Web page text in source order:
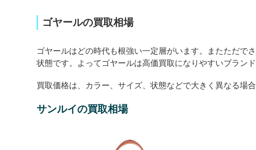
ゴヤールの買取相場
ゴヤールはどの時代も根強い一定層がいます。またただで
状態です。よってゴヤールは高価買取になりやすいブランド
買取価格は、カラー、サイズ、状態などで大きく異なる場
サンルイの買取相場